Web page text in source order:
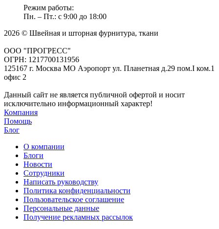
Режим работы:
Пн. – Пт.: с 9:00 до 18:00
2026 © Швейная и шторная фурнитура, ткани
ООО "ПРОГРЕСС"
ОГРН: 1217700131956
125167 г. Москва МО Аэропорт ул. Планетная д.29 пом.I ком.1
офис 2
Данный сайт не является публичной офертой и носит
исключительно информационный характер!
Компания
Помощь
Блог
О компании
Блоги
Новости
Сотрудники
Написать руководству
Политика конфиденциальности
Пользовательское соглашение
Персональные данные
Получение рекламных рассылок